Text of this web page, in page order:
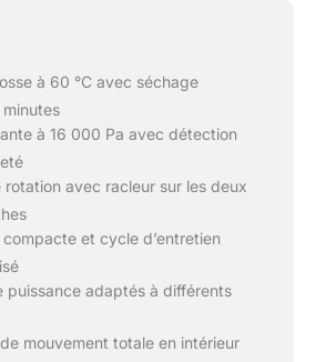
à 60 °C avec séchage
à 16 000 Pa avec détection
rotation avec racleur sur les deux
et cycle d’entretien
puissance adaptés à différents
mouvement totale en intérieur